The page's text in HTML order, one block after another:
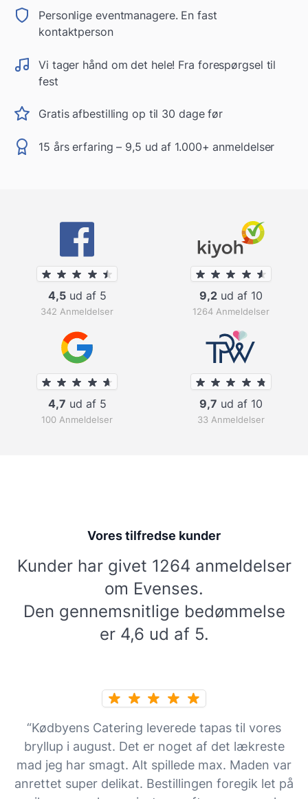
Personlige eventmanagere. En fast
kontaktperson
Vi tager hånd om det hele! Fra forespørgsel til
fest
Gratis afbestilling op til 30 dage før
15 års erfaring – 9,5 ud af 1.000+ anmeldelser
4,5ud af 5
342 Anmeldelser
9,2 ud af 10
1264 Anmeldelser
4,7 ud af 5
100 Anmeldelser
9,7 ud af 10
33 Anmeldelser
Vores tilfredse kunder
Kunder har givet 1264 anmeldelser
om Evenses.
Den gennemsnitlige bedømmelse
er 4,6 ud af 5.
“Kødbyens Catering leverede tapas til vores
bryllup i august. Det er noget af det lækreste
mad jeg har smagt. Alt spillede max. Maden var
anrettet super delikat. Bestillingen foregik let på